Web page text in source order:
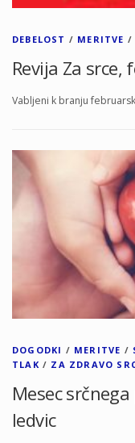
DEBELOST / MERITVE /
Revija Za srce,
Vabljeni k branju
DOGODKI / MERITVE /
TLAK / ZA ZDRAVO
Mesec
ledvic